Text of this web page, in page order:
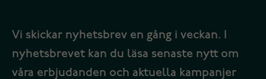
Vi skickar nyhetsbrev en gång i veckan. I
nyhetsbrevet kan du läsa senaste nytt om
våra erbjudanden och aktuella kampanjer